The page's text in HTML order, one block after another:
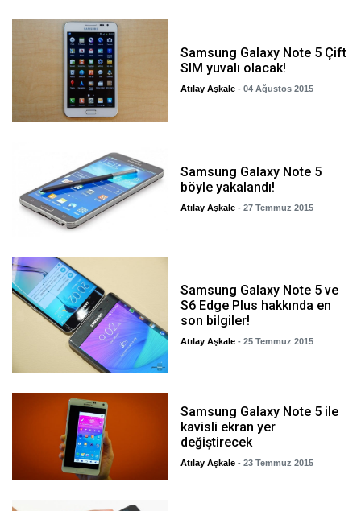
Samsung Galaxy Note 5 Çift
SIM yuvalı olacak!
Atılay Aşkale - 04 Ağustos 2015
Samsung Galaxy Note 5
böyle yakalandı!
Atılay Aşkale - 27 Temmuz 2015
Samsung Galaxy Note 5 ve
S6 Edge Plus hakkında en
son bilgiler!
Atılay Aşkale - 25 Temmuz 2015
Samsung Galaxy Note 5 ile
kavisli ekran yer
değiştirecek
Atılay Aşkale - 23 Temmuz 2015